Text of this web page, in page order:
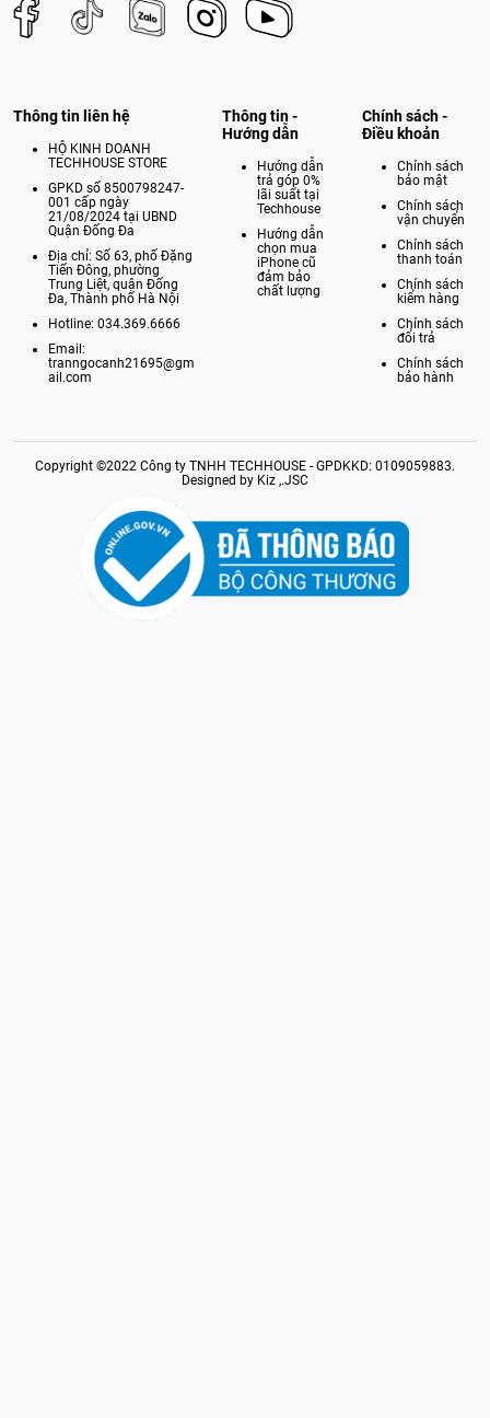
Thông tin liên hệ
HỘ KINH DOANH
TECHHOUSE STORE
GPKD số 8500798247-
001 cấp ngày
21/08/2024 tại UBND
Quận Đống Đa
Địa chỉ: Số 63, phố Đặng
Tiến Đông, phường
Trung Liệt, quận Đống
Đa, Thành phố Hà Nội
Hotline: 034.369.6666
Email:
tranngocanh21695@gm
ail.com
Thông tin -
Hướng dẫn
Hướng dẫn
trả góp 0%
lãi suất tại
Techhouse
Hướng dẫn
chọn mua
iPhone cũ
đảm bảo
chất lượng
Chính sách -
Điều khoản
Chính sách
bảo mật
Chính sách
vận chuyển
Chính sách
thanh toán
Chính sách
kiểm hàng
Chính sách
đổi trả
Chính sách
bảo hành
Copyright ©2022 Công ty TNHH TECHHOUSE - GPDKKD: 0109059883.
Designed by Kiz ,.JSC